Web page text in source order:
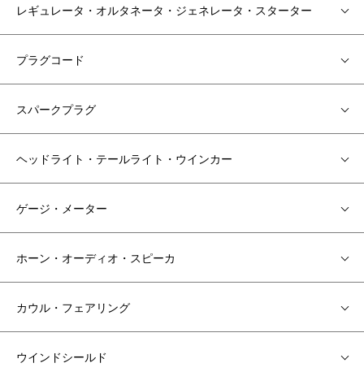
レギュレータ・オルタネータ・ジェネレータ・スターター
プラグコード
スパークプラグ
ヘッドライト・テールライト・ウインカー
ゲージ・メーター
ホーン・オーディオ・スピーカ
カウル・フェアリング
ウインドシールド